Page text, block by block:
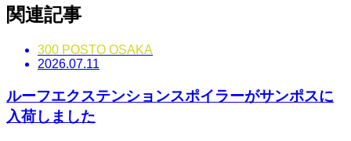
関連記事
300 POSTO OSAKA
2026.07.11
ルーフエクステンションスポイラーがサンポスに
入荷しました